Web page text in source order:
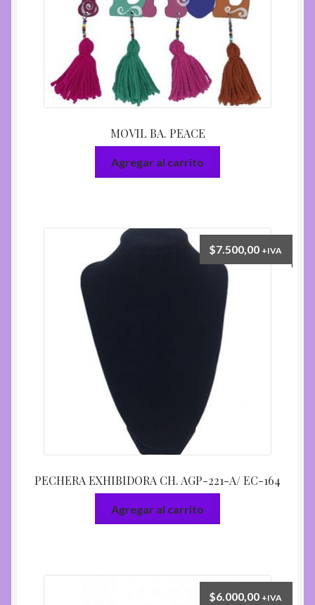
MOVIL BA. PEACE
Agregar al carrito
PECHERA EXHIBIDORA CH. AGP-221-A/ EC-164
$7.500,00 +IVA
Agregar al carrito
$6.000,00 +IVA